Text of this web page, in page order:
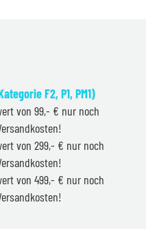
F2, P1, PM1)
von 99,- € nur noch
von 299,- € nur noch
von 499,- € nur noch